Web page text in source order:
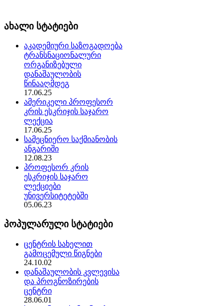
ახალი სტატიები
აკადემიური საზოგადოება
ტრანსნაციონალური
ორგანიზებული
დანაშაულობის
წინააღმდეგ
17.06.25
ამერიკელი პროფესორ
კრის ესკრიჯის საჯარო
ლექცია
17.06.25
სამეცნიერო საქმიანობის
ანგარიში
12.08.23
პროფესორ კრის
ესკრიჯის საჯარო
ლექციები
უნივერსიტეტებში
05.06.23
პოპულარული სტატიები
ცენტრის სახელით
გამოცემული წიგნები
24.10.02
დანაშაულობის კვლევისა
და პროგნოზირების
ცენტრი
28.06.01